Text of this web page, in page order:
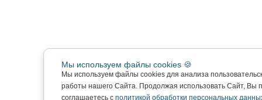
Мы используем файлы cookies 🍪
Мы используем файлы cookies для анализа
работы нашего Сайта. Продолжая использовать Сайт, Вы
соглашаетесь с политикой обработки персональных